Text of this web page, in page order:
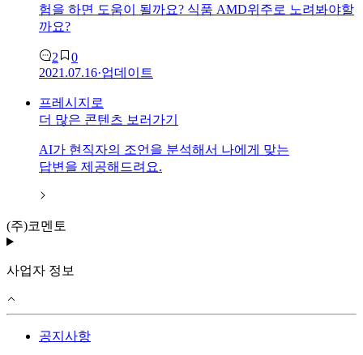
험을 하면 도움이 될까요? 식품 AMD위주로 노려봐야할
까요?
2
0
2021.07.16·업데이트
프레시지 로
더 많은 콘텐츠 보러가기
AI가 현직자의 조언을 분석해서 나에게 맞는
답변을 제공해드려요.
(주)코멘토
사업자 정보
공지사항